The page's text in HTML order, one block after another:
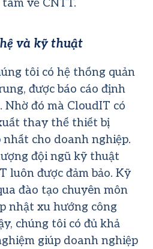
về CNTT.
và kỹ thuật
tôi có hệ thống quản
được báo cáo định
đó mà CloudIT có
thay thế thiết bị
nhất cho doanh nghiệp.
đội ngũ kỹ thuật
luôn được đảm bảo. Kỹ
đào tạo chuyên môn
nhật xu hướng công
chúng tôi có đủ khả
giúp doanh nghiệp